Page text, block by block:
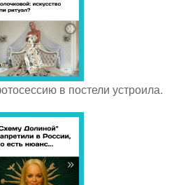
в постели устроила.